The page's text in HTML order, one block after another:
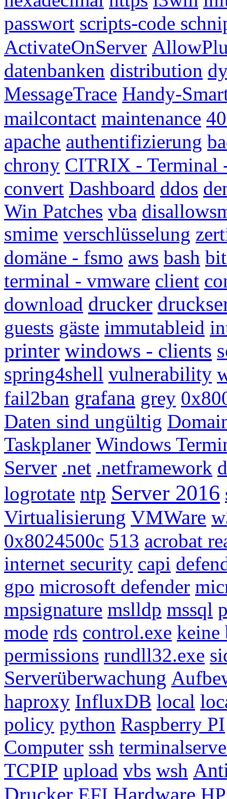
passwort scripts-code
ActivateOnServer
datenbanken distribution
MessageTrace Handy-
mailcontact maintenance
apache authentifizierung
chrony CITRIX - Terminal
convert Dashboard ddos
Win Patches vba
smime verschlüsselung
domäne - fsmo aws bash
terminal - vmware client
download drucker
guests gäste immutableid
printer windows - clients
spring4shell vulnerability
fail2ban grafana grey
Daten sind ungültig
Taskplaner Windows
Server .net .netframework
logrotate ntp Server 2016
Virtualisierung VMWare
0x8024500c 513 acrobat
internet security capi
gpo microsoft defender
mpsignature mslldp mssql
mode rds control.exe keine
permissions rundll32.exe
Serverüberwachung
haproxy InfluxDB local
policy python Raspberry PI
Computer ssh
TCPIP upload vbs wsh
Drucker EFI HP